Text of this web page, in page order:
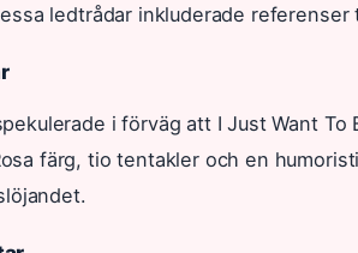
ledtrådar inkluderade
i förväg att I Just Want
färg, tio tentakler och en